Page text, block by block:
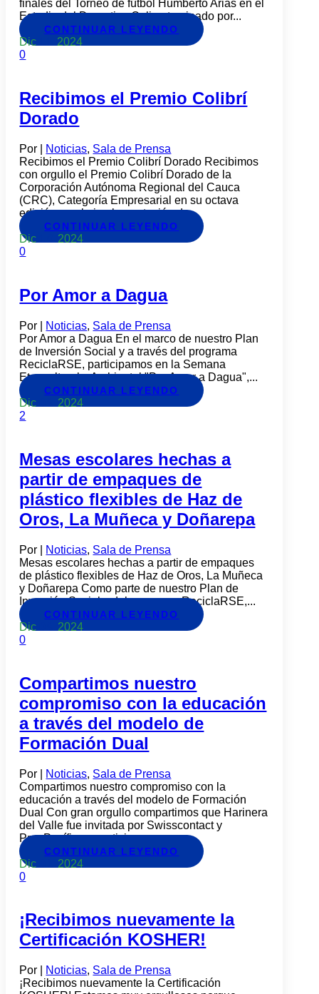
finales del Torneo de fútbol Humberto Arias en el
Estadio del Deportivo Cali patrocinado por...
CONTINUAR LEYENDO
Dic
2024
0
Recibimos el Premio Colibrí
Dorado
Por Noticias, Sala de Prensa
Recibimos el Premio Colibrí Dorado Recibimos
con orgullo el Premio Colibrí Dorado de la
Corporación Autónoma Regional del Cauca
(CRC), Categoría Empresarial en su octava
edición, por la implementación de...
CONTINUAR LEYENDO
Dic
2024
0
Por Amor a Dagua
Por Noticias, Sala de Prensa
Por Amor a Dagua En el marco de nuestro Plan
de Inversión Social y a través del programa
ReciclaRSE, participamos en la Semana
Etnocultural y Ambiental "Por Amor a Dagua",...
CONTINUAR LEYENDO
Dic
2024
2
Mesas escolares hechas a
partir de empaques de
plástico flexibles de Haz de
Oros, La Muñeca y Doñarepa
Por Noticias, Sala de Prensa
Mesas escolares hechas a partir de empaques
de plástico flexibles de Haz de Oros, La Muñeca
y Doñarepa Como parte de nuestro Plan de
Inversión Social y del programa ReciclaRSE,...
CONTINUAR LEYENDO
Dic
2024
0
Compartimos nuestro
compromiso con la educación
a través del modelo de
Formación Dual
Por Noticias, Sala de Prensa
Compartimos nuestro compromiso con la
educación a través del modelo de Formación
Dual Con gran orgullo compartimos que Harinera
del Valle fue invitada por Swisscontact y
PropPacífico a participar como...
CONTINUAR LEYENDO
Dic
2024
0
¡Recibimos nuevamente la
Certificación KOSHER!
Por Noticias, Sala de Prensa
¡Recibimos nuevamente la Certificación